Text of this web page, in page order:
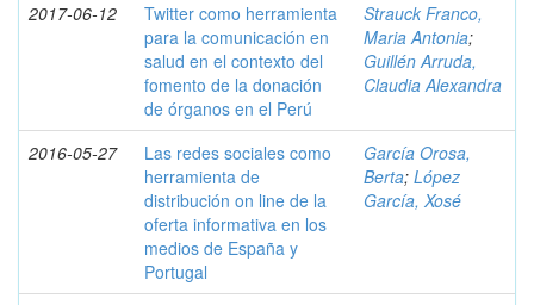
2017-06-12
Twitter como herramienta
para la comunicación en
salud en el contexto del
fomento de la donación
de órganos en el Perú
Strauck Franco,
Maria Antonia;
Guillén Arruda,
Claudia Alexandra
2016-05-27
Las redes sociales como
herramienta de
distribución on line de la
oferta informativa en los
medios de España y
Portugal
García Orosa,
Berta; López
García, Xosé